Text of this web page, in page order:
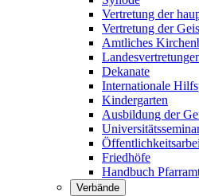
Vertretung der
Vertretung der
Amtliches
Dekanate
Internationale
Kindergarten
Ausbildung der
Friedhöfe
Handbuch
Verbände